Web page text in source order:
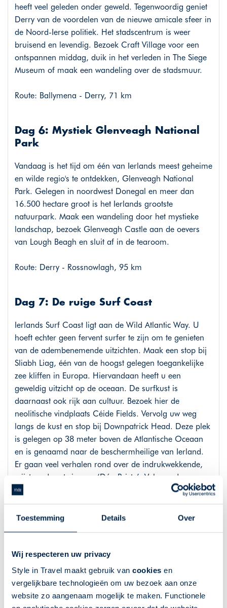
Toestemming Details Over
Wij respecteren uw privacy
Style in Travel maakt gebruik van cookies en
vergelijkbare technologieën om uw bezoek aan onze
website zo aangenaam mogelijk te maken. Functionele
heeft veel geleden onder geweld. Tegenwoordig geniet
Derry van de voordelen van de nieuwe amicale sfeer in
de Noord-Ierse politiek. Het stadscentrum is weer
bruisend en levendig. Bezoek Craft Village voor een
ontspannen middag, duik in het verleden in The Siege
Museum of maak een wandeling over de stadsmuur.
Route: Ballymena - Derry, 71 km
Dag 6: Mystiek Glenveagh National
Park
Vandaag is het tijd om één van Ierlands meest geheime
en wilde regio's te ontdekken, Glenveagh National
Park. Gelegen in noordwest Donegal en meer dan
16.500 hectare groot is het Ierlands grootste
natuurpark. Maak een wandeling door het mystieke
landschap, bezoek Glenveagh Castle aan de oevers
van Lough Beagh en sluit af in de tearoom.
Route: Derry - Rossnowlagh, 95 km
Dag 7: De ruige Surf Coast
Ierlands Surf Coast ligt aan de Wild Atlantic Way. U
hoeft echter geen fervent surfer te zijn om te genieten
van de adembenemende uitzichten. Maak een stop bij
Sliabh Liag, één van de hoogst gelegen toegankelijke
zee kliffen in Europa. Hiervandaan heeft u een
geweldig uitzicht op de oceaan. De surfkust is
daarnaast ook rijk aan cultuur. Bezoek hier de
neolitische vindplaats Céide Fields. Vervolg uw weg
langs de kust en stop bij Downpatrick Head. Deze plek
is gelegen op 38 meter boven de Atlantische Oceaan
en is genaamd naar de beschermheilige van Ierland.
Er gaan veel verhalen rond over de indrukwekkende,
vrijstaande rots in zee, ‘Dún Briste’. Volgens de
verhalen werden de mensen die hier woonden gered
de wilde zee ervoor zorgde dat de rots losbrak van het
Route: Rossnowlagh - Westport, 164 km
Dag 8: Prachtig Connemara